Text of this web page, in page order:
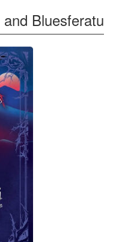
Bluesferatu